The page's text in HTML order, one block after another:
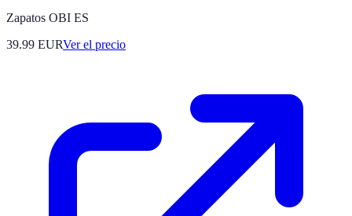
Zapatos OBI ES
39.99 EURVer el precio